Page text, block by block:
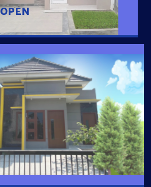
Kota dengan fasilitas Free Desain, Dapur,
3 Kamar Tidur dan 2 Kamar Mandi.